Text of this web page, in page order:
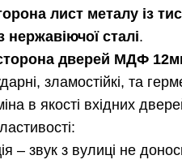
лист металу із
нержавіючої сталі.
дверей МДФ
зламостійкі, та
в якості вхідних
– звук з вулиці не